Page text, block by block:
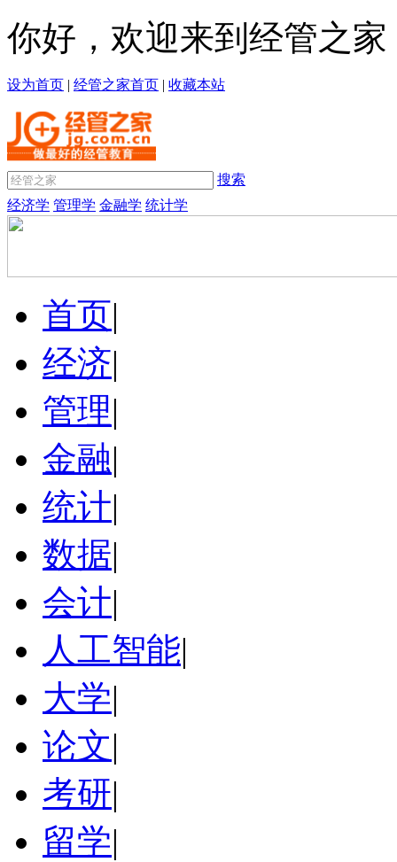
你好，欢迎来到经管之家
设为首页 | 经管之家首页 | 收藏本站
搜索
经济学 管理学 金融学 统计学
首页|
经济|
管理|
金融|
统计|
数据|
会计|
人工智能|
大学|
论文|
考研|
留学|